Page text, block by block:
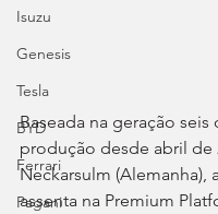
Isuzu
Genesis
Tesla
BYD
Ferrari
Pagani
Baseada na geração seis
produção desde abril de
Neckarsulm (Alemanha),
assenta na Premium